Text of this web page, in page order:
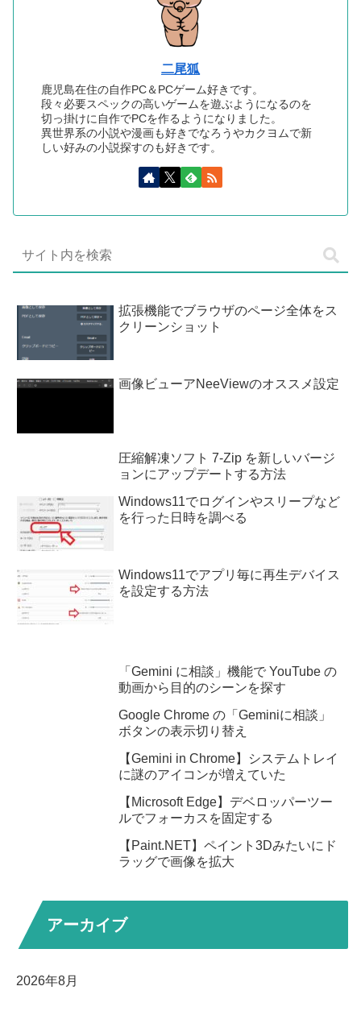
二尾狐
鹿児島在住の自作PC＆PCゲーム好きです。
段々必要スペックの高いゲームを遊ぶようになるのを
切っ掛けに自作でPCを作るようになりました。
異世界系の小説や漫画も好きでなろうやカクヨムで新
しい好みの小説探すのも好きです。
拡張機能でブラウザのページ全体をス
クリーンショット
画像ビューアNeeViewのオススメ設定
圧縮解凍ソフト 7-Zip を新しいバージ
ョンにアップデートする方法
Windows11でログインやスリープなど
を行った日時を調べる
Windows11でアプリ毎に再生デバイス
を設定する方法
「Gemini に相談」機能で YouTube の
動画から目的のシーンを探す
Google Chrome の「Geminiに相談」
ボタンの表示切り替え
【Gemini in Chrome】システムトレイ
に謎のアイコンが増えていた
【Microsoft Edge】デベロッパーツー
ルでフォーカスを固定する
【Paint.NET】ペイント3Dみたいにド
ラッグで画像を拡大
アーカイブ
2026年8月